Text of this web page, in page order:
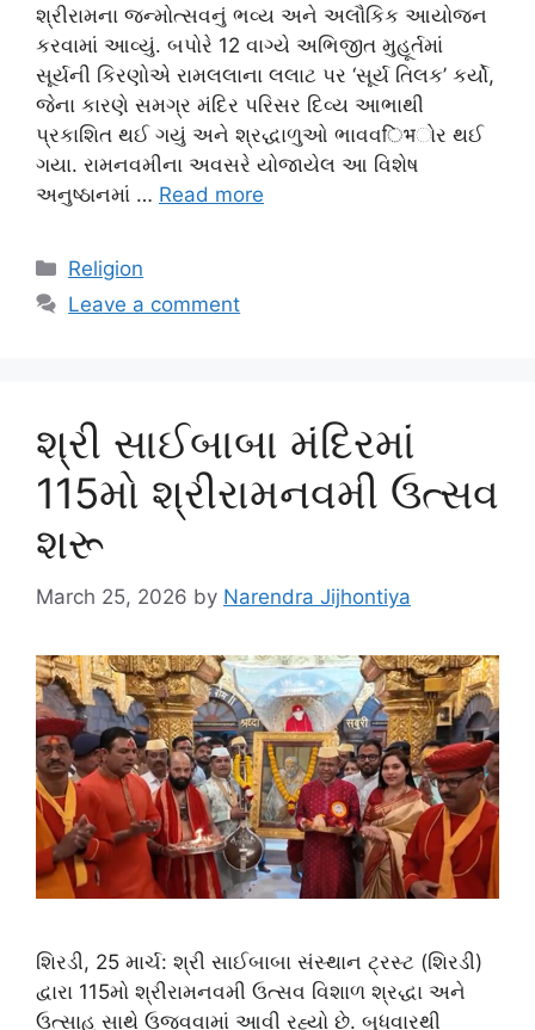
શ્રીરામના જન્મોત્સવનું ભવ્ય અને અલૌકિક આયોજન
કરવામાં આવ્યું. બપોરે 12 વાગ્યે અભિજીત મુહૂર્તમાં
સૂર્યની કિરણોએ રામલલાના લલાટ પર ‘સૂર્ય તિલક’ કર્યો,
જેના કારણે સમગ્ર મંદિર પરિસર દિવ્ય આભાથી
પ્રકાશિત થઈ ગયું અને શ્રદ્ધાળુઓ ભાવવिभોર થઈ
ગયા. રામનવમીના અવસરે યોજાયેલ આ વિશેષ
અનુષ્ઠાનમાં … Read more
Categories
Religion
Leave a comment
શ્રી સાઈબાબા મંદિરમાં
115મો શ્રીરામનવમી ઉત્સવ
શરૂ
March 25, 2026 by Narendra Jijhontiya
શિરડી, 25 માર્ચ: શ્રી સાઈબાબા સંસ્થાન ટ્રસ્ટ (શિરડી)
દ્વારા 115મો શ્રીરામનવમી ઉત્સવ વિશાળ શ્રદ્ધા અને
ઉત્સાહ સાથે ઉજવવામાં આવી રહ્યો છે. બુધવારથી